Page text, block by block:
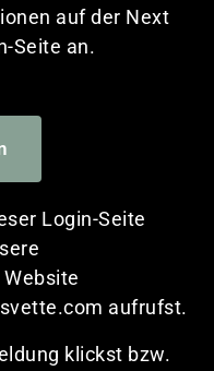
auf der Next
Seite an.
Login-Seite
aufrufst.
klickst bzw.